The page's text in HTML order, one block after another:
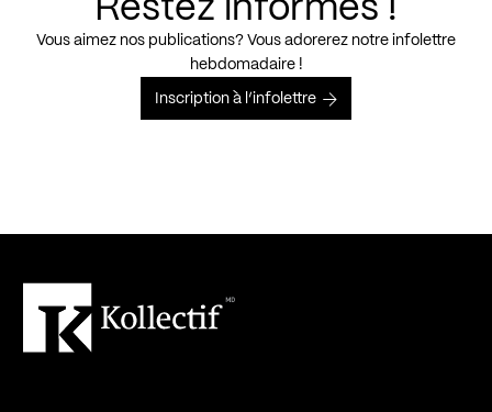
Restez informés !
Vous aimez nos publications? Vous adorerez notre infolettre
hebdomadaire !
Inscription à l’infolettre